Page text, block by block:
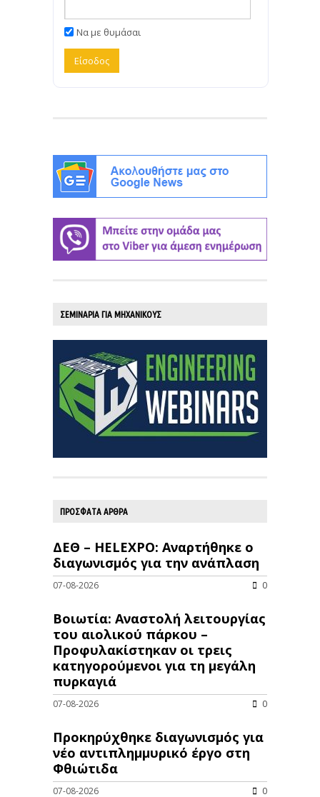
Να με θυμάσαι
ΣΕΜΙΝΑΡΙΑ ΓΙΑ ΜΗΧΑΝΙΚΟΥΣ
ΠΡΟΣΦΑΤΑ ΑΡΘΡΑ
ΔΕΘ – HELEXPO: Αναρτήθηκε ο
διαγωνισμός για την ανάπλαση
07-08-2026 0
Βοιωτία: Αναστολή λειτουργίας
του αιολικού πάρκου –
Προφυλακίστηκαν οι τρεις
κατηγορούμενοι για τη μεγάλη
πυρκαγιά
07-08-2026 0
Προκηρύχθηκε διαγωνισμός για
νέo αντιπλημμυρικό έργο στη
Φθιώτιδα
07-08-2026 0